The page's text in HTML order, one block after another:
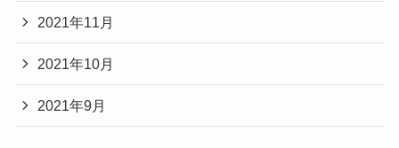
2021年11月
2021年10月
2021年9月